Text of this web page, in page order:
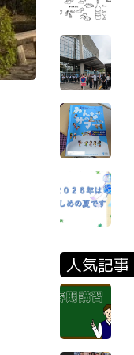
人気記事